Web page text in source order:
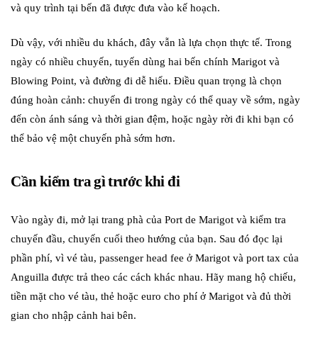
và quy trình tại bến đã được đưa vào kế hoạch.
Dù vậy, với nhiều du khách, đây vẫn là lựa chọn thực tế. Trong
ngày có nhiều chuyến, tuyến dùng hai bến chính Marigot và
Blowing Point, và đường đi dễ hiểu. Điều quan trọng là chọn
đúng hoàn cảnh: chuyến đi trong ngày có thể quay về sớm, ngày
đến còn ánh sáng và thời gian đệm, hoặc ngày rời đi khi bạn có
thể bảo vệ một chuyến phà sớm hơn.
Cần kiểm tra gì trước khi đi
Vào ngày đi, mở lại trang phà của Port de Marigot và kiểm tra
chuyến đầu, chuyến cuối theo hướng của bạn. Sau đó đọc lại
phần phí, vì vé tàu, passenger head fee ở Marigot và port tax của
Anguilla được trả theo các cách khác nhau. Hãy mang hộ chiếu,
tiền mặt cho vé tàu, thẻ hoặc euro cho phí ở Marigot và đủ thời
gian cho nhập cảnh hai bên.